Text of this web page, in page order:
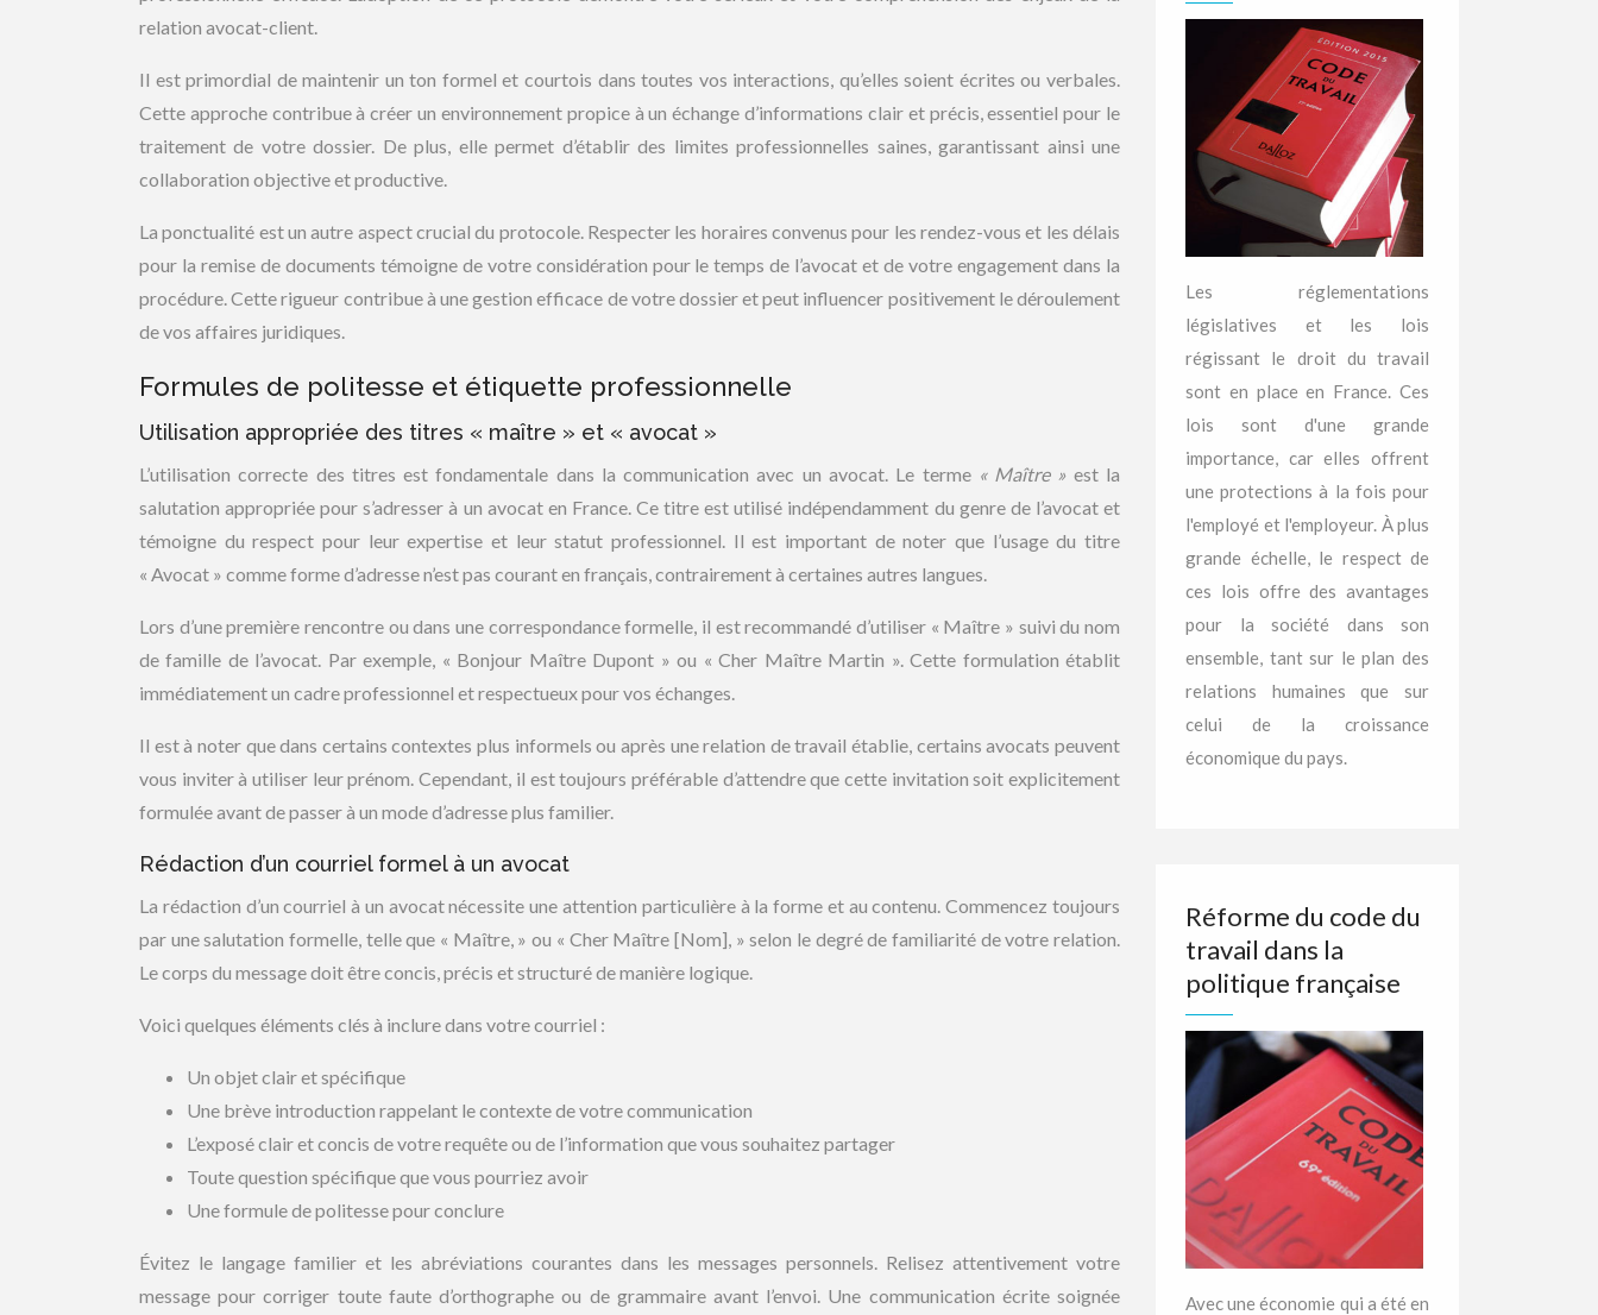
relation avocat-client.
Il est primordial de maintenir un ton formel et courtois dans toutes vos interactions, qu’elles soient écrites ou verbales.
Cette approche contribue à créer un environnement propice à un échange d’informations clair et précis, essentiel pour le
traitement de votre dossier. De plus, elle permet d’établir des limites professionnelles saines, garantissant ainsi une
collaboration objective et productive.
La ponctualité est un autre aspect crucial du protocole. Respecter les horaires convenus pour les rendez-vous et les délais
pour la remise de documents témoigne de votre considération pour le temps de l’avocat et de votre engagement dans la
procédure. Cette rigueur contribue à une gestion efficace de votre dossier et peut influencer positivement le déroulement
de vos affaires juridiques.
Formules de politesse et étiquette professionnelle
Utilisation appropriée des titres « maître » et « avocat »
L’utilisation correcte des titres est fondamentale dans la communication avec un avocat. Le terme « Maître » est la
salutation appropriée pour s’adresser à un avocat en France. Ce titre est utilisé indépendamment du genre de l’avocat et
témoigne du respect pour leur expertise et leur statut professionnel. Il est important de noter que l’usage du titre
« Avocat » comme forme d’adresse n’est pas courant en français, contrairement à certaines autres langues.
Lors d’une première rencontre ou dans une correspondance formelle, il est recommandé d’utiliser « Maître » suivi du nom
de famille de l’avocat. Par exemple, « Bonjour Maître Dupont » ou « Cher Maître Martin ». Cette formulation établit
immédiatement un cadre professionnel et respectueux pour vos échanges.
Il est à noter que dans certains contextes plus informels ou après une relation de travail établie, certains avocats peuvent
vous inviter à utiliser leur prénom. Cependant, il est toujours préférable d’attendre que cette invitation soit explicitement
formulée avant de passer à un mode d’adresse plus familier.
Rédaction d’un courriel formel à un avocat
La rédaction d’un courriel à un avocat nécessite une attention particulière à la forme et au contenu. Commencez toujours
par une salutation formelle, telle que « Maître, » ou « Cher Maître [Nom], » selon le degré de familiarité de votre relation.
Le corps du message doit être concis, précis et structuré de manière logique.
Voici quelques éléments clés à inclure dans votre courriel :
Un objet clair et spécifique
Une brève introduction rappelant le contexte de votre communication
L’exposé clair et concis de votre requête ou de l’information que vous souhaitez partager
Toute question spécifique que vous pourriez avoir
Une formule de politesse pour conclure
Évitez le langage familier et les abréviations courantes dans les messages personnels. Relisez attentivement votre
message pour corriger toute faute d’orthographe ou de grammaire avant l’envoi. Une communication écrite soignée
Les réglementations
législatives et les lois
régissant le droit du travail
sont en place en France. Ces
lois sont d'une grande
importance, car elles offrent
une protections à la fois pour
l'employé et l'employeur. À plus
grande échelle, le respect de
ces lois offre des avantages
pour la société dans son
ensemble, tant sur le plan des
relations humaines que sur
celui de la croissance
économique du pays.
Réforme du code du
travail dans la
politique française
Avec une économie qui a été en